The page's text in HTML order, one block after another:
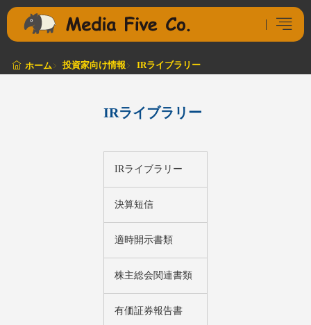
ホーム 投資家向け情報 IRライブラリー
IRライブラリー
IRライブラリー
決算短信
適時開示書類
株主総会関連書類
有価証券報告書